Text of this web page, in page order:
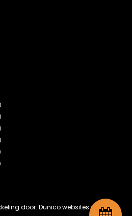
door: Dunico websites en